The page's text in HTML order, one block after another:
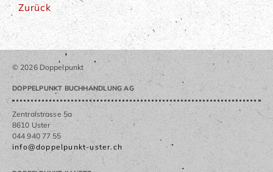
Zurück
© 2026 Doppelpunkt
DOPPELPUNKT BUCHHANDLUNG AG
Zentralstrasse 5a
8610 Uster
044 940 77 55
info@doppelpunkt-uster.ch